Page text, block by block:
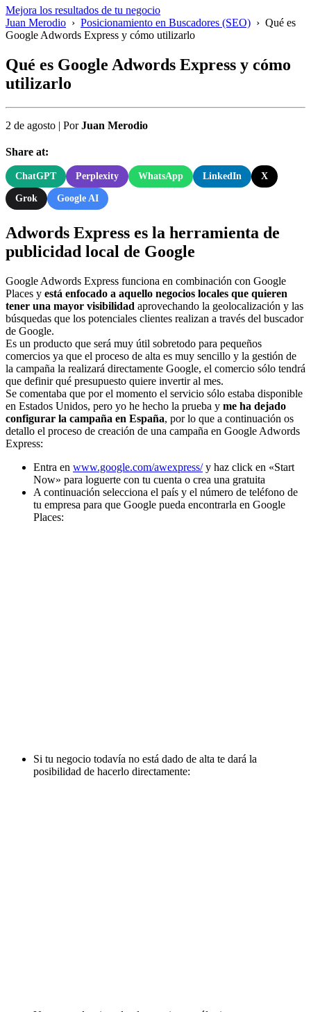
Mejora los resultados de tu negocio
Juan Merodio › Posicionamiento en Buscadores (SEO) › Qué es
Google Adwords Express y cómo utilizarlo
Qué es Google Adwords Express y cómo
utilizarlo
2 de agosto | PorJuan Merodio
Share at:
ChatGPT Perplexity WhatsApp LinkedIn X
Grok Google AI
Adwords Express es la herramienta de
publicidad local de Google
Google Adwords Express funciona en combinación con Google
Places y está enfocado a aquello negocios locales que quieren
tener una mayor visibilidad aprovechando la geolocalización y las
búsquedas que los potenciales clientes realizan a través del buscador
de Google.
Es un producto que será muy útil sobretodo para pequeños
comercios ya que el proceso de alta es muy sencillo y la gestión de
la campaña la realizará directamente Google, el comercio sólo tendrá
que definir qué presupuesto quiere invertir al mes.
Se comentaba que por el momento el servicio sólo estaba disponible
en Estados Unidos, pero yo he hecho la prueba y me ha dejado
configurar la campaña en España, por lo que a continuación os
detallo el proceso de creación de una campaña en Google Adwords
Express:
Entra en www.google.com/awexpress/y haz click en «Start
Now» para loguerte con tu cuenta o crea una gratuita
A continuación selecciona el país y el número de teléfono de
tu empresa para que Google pueda encontrarla en Google
Places:
Si tu negocio todavía no está dado de alta te dará la
posibilidad de hacerlo directamente: